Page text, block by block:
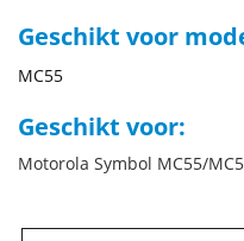
Geschikt voor
MC55
Geschikt voor:
Motorola Symbol MC55/